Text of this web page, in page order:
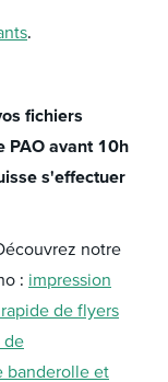
.
fichiers
PAO avant 10h
s'effectuer
notre
: impression
de flyers
de
banderolle et